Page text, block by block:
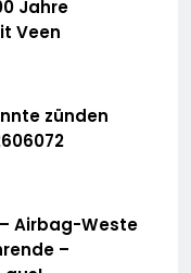
Jahre
Veen
zünden
– Airbag-Weste
–